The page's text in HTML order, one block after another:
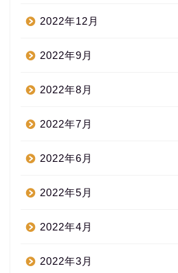
2022年12月
2022年9月
2022年8月
2022年7月
2022年6月
2022年5月
2022年4月
2022年3月